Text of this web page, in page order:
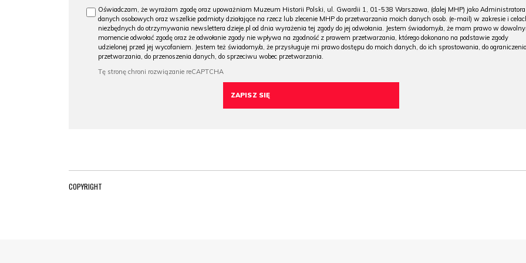
Oświadczam, że wyrażam zgodę oraz upoważniam Muzeum Historii Polski, ul. Gwardii 1, 01-538 Warszawa, (dalej MHP) jako Administratora
danych osobowych oraz wszelkie podmioty działające na rzecz lub zlecenie MHP do przetwarzania moich danych osob. (e-mail) w zakresie i
niezbędnych do otrzymywania newslettera dzieje.pl od dnia wyrażenia tej zgody do jej odwołania. Jestem świadomy/a, że mam prawo w
momencie odwołać zgodę oraz że odwołanie zgody nie wpływa na zgodność z prawem przetwarzania, którego dokonano na podstawie zgody
udzielonej przed jej wycofaniem. Jestem też świadomy/a, że przysługuje mi prawo dostępu do moich danych, do ich sprostowania, do ograniczenia
przetwarzania, do przenoszenia danych, do sprzeciwu wobec przetwarzania.
COPYRIGHT